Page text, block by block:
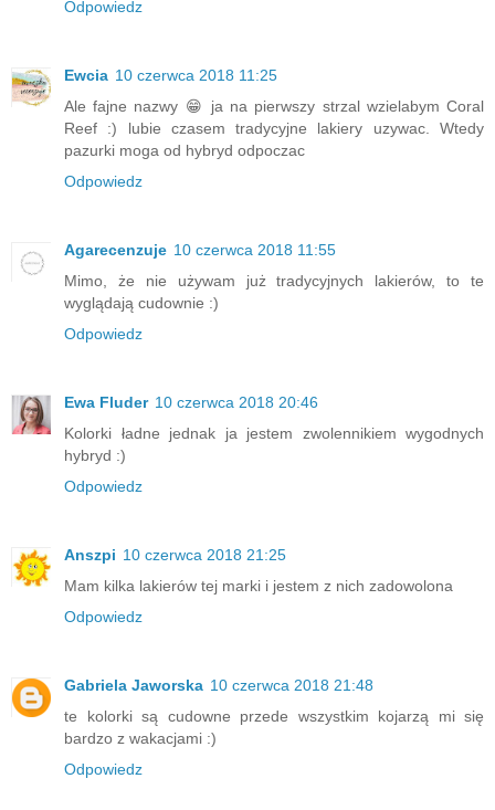
Odpowiedz
Ewcia 10 czerwca 2018 11:25
Ale fajne nazwy 😁 ja na pierwszy strzal wzielabym Coral
Reef :) lubie czasem tradycyjne lakiery uzywac. Wtedy
pazurki moga od hybryd odpoczac
Odpowiedz
Agarecenzuje 10 czerwca 2018 11:55
Mimo, że nie używam już tradycyjnych lakierów, to te
wyglądają cudownie :)
Odpowiedz
Ewa Fluder 10 czerwca 2018 20:46
Kolorki ładne jednak ja jestem zwolennikiem wygodnych
hybryd :)
Odpowiedz
Anszpi 10 czerwca 2018 21:25
Mam kilka lakierów tej marki i jestem z nich zadowolona
Odpowiedz
Gabriela Jaworska 10 czerwca 2018 21:48
te kolorki są cudowne przede wszystkim kojarzą mi się
bardzo z wakacjami :)
Odpowiedz